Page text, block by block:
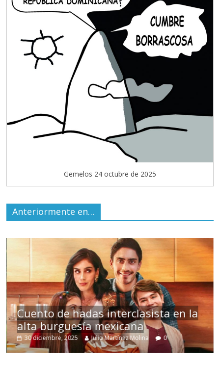
Gemelos 24 octubre de 2025
Anteriormente en…
Cuento de hadas interclasista en la
alta burguesía mexicana
30 diciembre, 2025 Julio Martínez Molina 0